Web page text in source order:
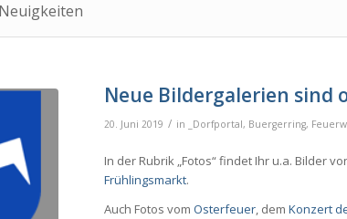
Neue Bildergalerien sind
20. Juni 2019 / in _Dorfportal, Buergerring,
In der Rubrik „Fotos“ findet Ihr u.a. Bilder
Frühlingsmarkt.
Auch Fotos vom Osterfeuer, dem Konzert